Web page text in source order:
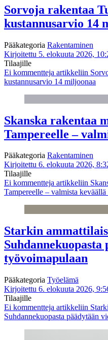
Sorvoja rakentaa
kustannusarvio 14
Pääkategoria Rakentaminen
Kirjoitettu 5. elokuuta 2026,
Tilaajille
Ei kommentteja artikkeliin
kustannusarvio 14 miljoonaa
Skanska rakentaa
Tampereelle –
Pääkategoria Rakentaminen
Kirjoitettu 6. elokuuta 2026,
Tilaajille
Ei kommentteja artikkeliin
Tampereelle – valmista keväällä
Starkin
Suhdannekuopasta
työvoimapulaan
Pääkategoria Työelämä
Kirjoitettu 6. elokuuta 2026,
Tilaajille
Ei kommentteja artikkeliin
Suhdannekuopasta päädytään